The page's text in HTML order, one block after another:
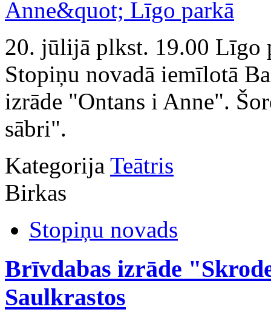
20. jūlijā plkst. 19.00 Līgo
Stopiņu novadā iemīlotā
izrāde "Ontans i Anne".
sābri".
Kategorija Teātris
Birkas
Stopiņu novads
Brīvdabas izrāde
Saulkrastos